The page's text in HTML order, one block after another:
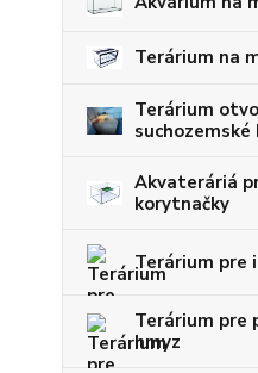
Terárium na
Terárium
Akvateráriá
korytnačky
Terárium pre
Terárium pre
hmyz